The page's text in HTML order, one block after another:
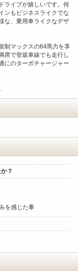
ライブが嬉しいです。何
ンもビジネスライクでな
な、乗用車ライクなデザ
制マックスの64馬力を享
席で登坂車線でも走行し
にのターボチャージャー
？
を感じた事